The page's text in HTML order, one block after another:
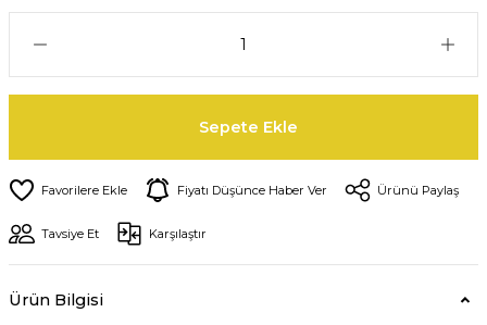
Sepete Ekle
Fiyatı Düşünce Haber Ver Ürünü Paylaş
Tavsiye Et Karşılaştır
Ürün Bilgisi